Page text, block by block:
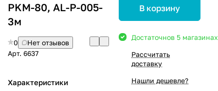
PKM-80, AL-P-005-
3м
0
Нет отзывов
Арт. 6637
Характеристики
В корзину
Достаточнов 5 магазинах
Рассчитать
доставку
Нашли дешевле?